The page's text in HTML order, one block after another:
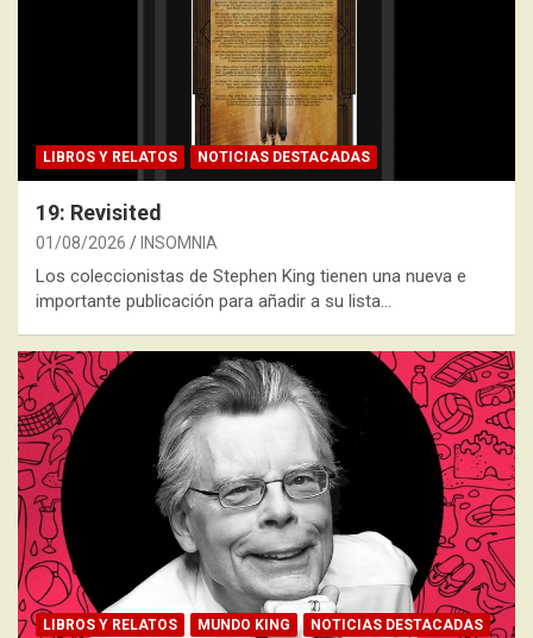
LIBROS Y RELATOS NOTICIAS DESTACADAS
19: Revisited
01/08/2026 INSOMNIA
Los coleccionistas de Stephen King tienen una nueva e
importante publicación para añadir a su lista…
LIBROS Y RELATOS MUNDO KING NOTICIAS DESTACADAS